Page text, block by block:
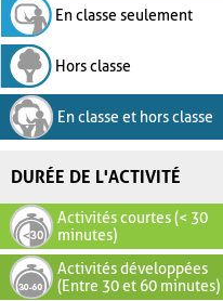
En classe seulement
Hors classe
En classe et hors classe
DURÉE DE L'ACTIVITÉ
Activités courtes (< 30
minutes)
Activités développées
(Entre 30 et 60 minutes)